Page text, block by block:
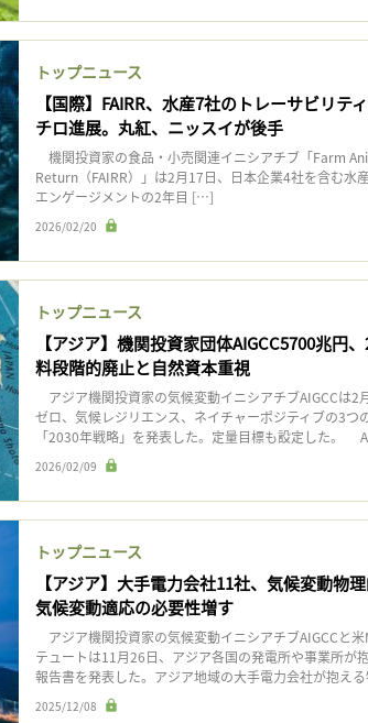
トップニュース
【国際】FAIRR、水産7社のトレーサビリテ
チロ進展。丸紅、ニッスイが後手
機関投資家の食品・小売関連イニシアチブ「Farm
Return（FAIRR）」は2月17日、日本企業4社を含む水
エンゲージメントの2年目 […]
2026/02/20
トップニュース
【アジア】機関投資家団体AIGCC5700兆円
料段階的廃止と自然資本重視
アジア機関投資家の気候変動イニシアチブAIGCCは2
ゼロ、気候レジリエンス、ネイチャーポジティブの3つ
「2030年戦略」を発表した。定量目標も設定した。
2026/02/09
トップニュース
【アジア】大手電力会社11社、気候変動物
気候変動適応の必要性増す
アジア機関投資家の気候変動イニシアチブAIGCCと米
テュートは11月26日、アジア各国の発電所や事業所が
報告書を発表した。アジア地域の大手電力会社が抱え
2025/12/08